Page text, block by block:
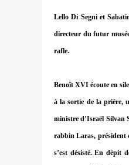
Lello Di Segni et
directeur du futur
rafle.
Benoît XVI écoute en
à la sortie de la prière,
ministre d’Israël Silvan
rabbin Laras, président
s’est désisté. En dépit